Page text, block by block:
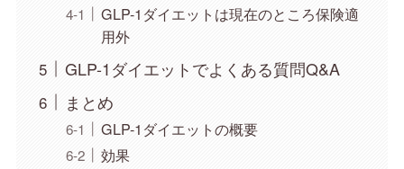
GLP-1ダイエットは現在のところ保険適
用外
GLP-1ダイエットでよくある質問Q&A
まとめ
GLP-1ダイエットの概要
効果